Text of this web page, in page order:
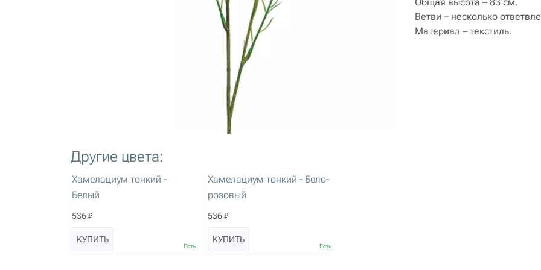
Ветви – несколько
Материал – текстиль.
Другие цвета:
артикул: 2606
Хамелациум тонкий -
Белый
536 ₽
КУПИТЬ
Есть
Хамелациум тонкий - Бело-
розовый
536 ₽
КУПИТЬ
Есть